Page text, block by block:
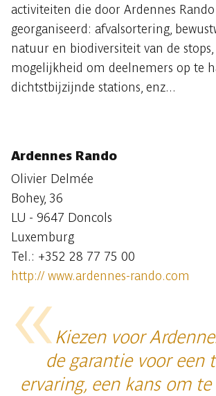
activiteiten die door Ardennes
georganiseerd: afvalsortering,
natuur en biodiversiteit van de stops,
mogelijkheid om deelnemers op te
dichtstbijzijnde stations, enz...
Ardennes Rando
Olivier Delmée
Bohey, 36
LU - 9647 Doncols
Luxemburg
Tel.: +352 28 77 75 00
http:// www.ardennes-rando.com
Kiezen voor
de garantie voor een
ervaring, een kans om